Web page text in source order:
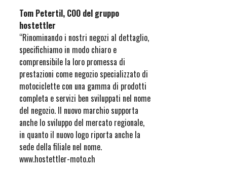
Tom Petertil, COO del gruppo
hostettler
“Rinominando i nostri negozi al dettaglio,
specifichiamo in modo chiaro e
comprensibile la loro promessa di
prestazioni come negozio specializzato di
motociclette con una gamma di prodotti
completa e servizi ben sviluppati nel nome
del negozio. Il nuovo marchio supporta
anche lo sviluppo del mercato regionale,
in quanto il nuovo logo riporta anche la
sede della filiale nel nome.
www.hostettler-moto.ch